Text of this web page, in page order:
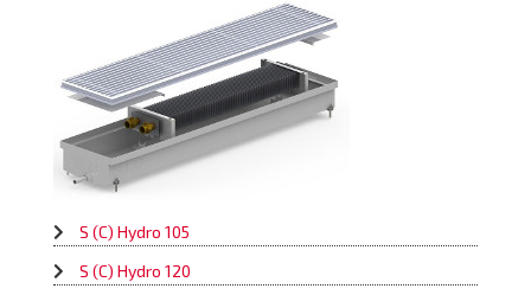
S (С) Hydro 105
S (С) Hydro 120